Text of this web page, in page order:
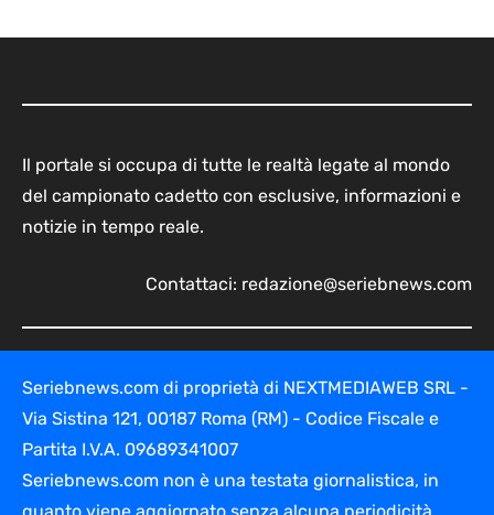
Il portale si occupa di tutte le realtà legate al mondo
del campionato cadetto con esclusive, informazioni e
notizie in tempo reale.
Contattaci: redazione@seriebnews.com
Seriebnews.com di proprietà di NEXTMEDIAWEB SRL -
Via Sistina 121, 00187 Roma (RM) - Codice Fiscale e
Partita I.V.A. 09689341007
Seriebnews.com non è una testata giornalistica, in
quanto viene aggiornato senza alcuna periodicità.